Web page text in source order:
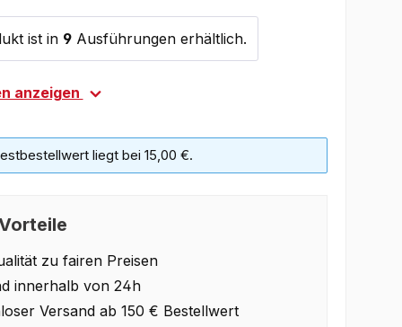
ist in 9Ausführungen erhältlich.
anzeigen
liegt bei 15,00 €.
zu fairen Preisen
innerhalb von 24h
Versand ab 150 € Bestellwert